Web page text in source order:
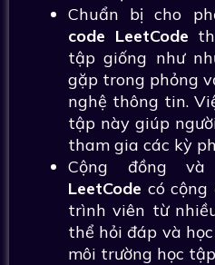
Chuẩn bị cho
code LeetCode
tập giống như
gặp trong phỏng
nghệ thông tin.
tập này giúp
tham gia các kỳ
Cộng đồng
LeetCode có
trình viên từ
thể hỏi đáp và
môi trường học